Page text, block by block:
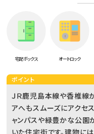
宅配ボックス オートロック
ポイント
ＪＲ鹿児島本線や香椎線
アへもスムーズにアクセ
ャンパスや緑豊かな公園
いた住宅街です。建物に